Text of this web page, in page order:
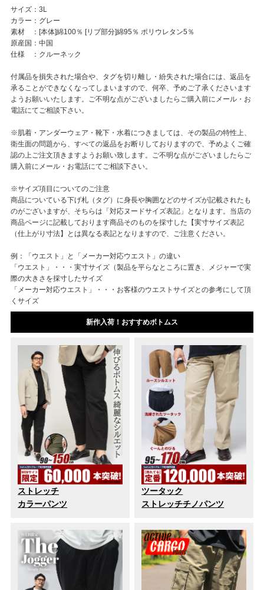
サイズ：3L
カラー：グレー
素材 ：[本体]綿100％ [リブ部分]綿95％ ポリウレタン5％
原産国：中国
仕様 ：クルーネック
付属品を損失された場合や、タグを切り離し・紛失された場合には、返品を
承ることができなくなってしまいますので、何卒、予めご了承くださいます
ようお願いいたします。ご不明な点がございましたらご購入前にメール・お
電話にてご相談下さい。
※肌着・アンダーウェア・靴下・水着につきましては、その製品の特性上、
衛生面の問題から、すべての返品をお断りしておりますので、予めよくご確
認の上ご注文頂きますようお願い致します。ご不明な点がございましたらご
購入前にメール・お電話にてご相談下さい。
※サイズ項目についてのご注意
商品についている下げ札（タグ）に身長や胸囲などのサイズが記載されたも
のがございますが、そちらは「対応ヌードサイズ表記」となります。当店の
商品ページに記載しております商品そのものを採寸した【実寸サイズ表記
（仕上がり寸法】とは異なる表記となりますので、ご注意ください。
例：「ウエスト」と「メーカー対応ウエスト」の違い
「ウエスト」・・・実寸サイズ（製品を平らなところに置き、メジャーで実
際の大きさを採寸したサイズ
「メーカー対応ウエスト」・・・お客様のウエストサイズとの参考にして頂
くサイズ
新作入荷！おすすめボトムス
ストレッチ
カラーパンツ
ツータック
ストレッチチノパンツ